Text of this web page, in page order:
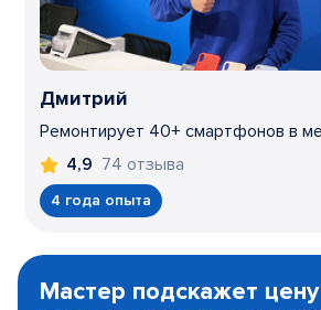
Дмитрий
Ремонтирует 40+ смартфонов в
4,9 74 отзыва
4 года опыта
1
Мастер подскажет